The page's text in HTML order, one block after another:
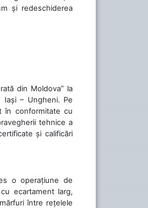
și redeschiderea
din Moldova” la
Iași – Ungheni. Pe
în conformitate cu
tehnice a
și calificări
o operațiune de
ecartament larg,
între rețelele